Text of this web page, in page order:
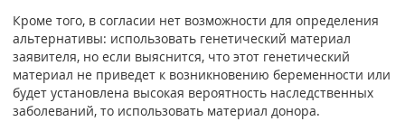
Кроме того, в согласии нет возможности для определения
альтернативы: использовать генетический материал
заявителя, но если выяснится, что этот генетический
материал не приведет к возникновению беременности или
будет установлена высокая вероятность наследственных
заболеваний, то использовать материал донора.